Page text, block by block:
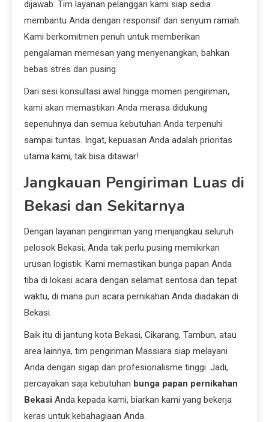
dijawab. Tim layanan pelanggan kami siap sedia
membantu Anda dengan responsif dan senyum ramah.
Kami berkomitmen penuh untuk memberikan
pengalaman memesan yang menyenangkan, bahkan
bebas stres dan pusing.
Dari sesi konsultasi awal hingga momen pengiriman,
kami akan memastikan Anda merasa didukung
sepenuhnya dan semua kebutuhan Anda terpenuhi
sampai tuntas. Ingat, kepuasan Anda adalah prioritas
utama kami, tak bisa ditawar!
Jangkauan Pengiriman Luas di
Bekasi dan Sekitarnya
Dengan layanan pengiriman yang menjangkau seluruh
pelosok Bekasi, Anda tak perlu pusing memikirkan
urusan logistik. Kami memastikan bunga papan Anda
tiba di lokasi acara dengan selamat sentosa dan tepat
waktu, di mana pun acara pernikahan Anda diadakan di
Bekasi.
Baik itu di jantung kota Bekasi, Cikarang, Tambun, atau
area lainnya, tim pengiriman Massiara siap melayani
Anda dengan sigap dan profesionalisme tinggi. Jadi,
percayakan saja kebutuhan bunga papan pernikahan
Bekasi Anda kepada kami, biarkan kami yang bekerja
keras untuk kebahagiaan Anda.